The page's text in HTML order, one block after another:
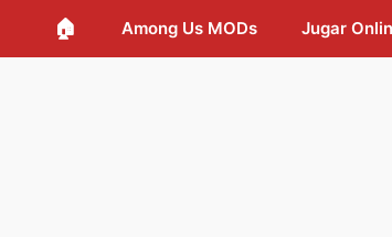
🏠 Among Us MODs Jugar